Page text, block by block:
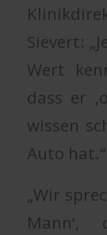
Sievert:
Wert
dass er
wissen
Auto hat.“
„Wir
Mann‘,